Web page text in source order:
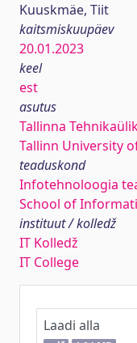
Kuuskmäe, Tiit
kaitsmiskuupäev
20.01.2023
keel
est
asutus
Tallinna
Tallinn University
teaduskond
Infotehnoloogia
School of
instituut / kolledž
IT Kolledž
IT College
Laadi alla